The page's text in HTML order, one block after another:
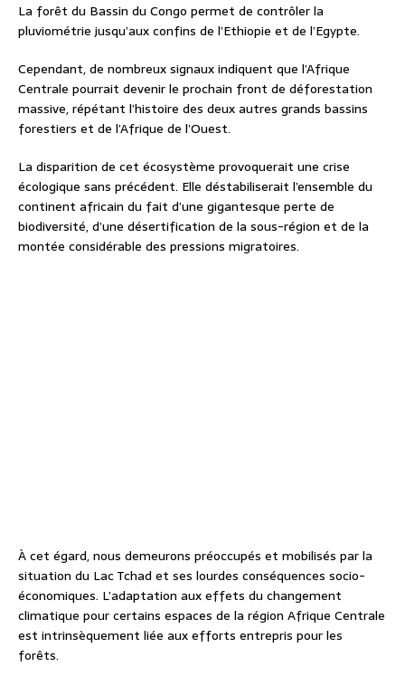
La forêt du Bassin du Congo permet de contrôler la
pluviométrie jusqu’aux confins de l’Ethiopie et de l’Egypte.
Cependant, de nombreux signaux indiquent que l’Afrique
Centrale pourrait devenir le prochain front de déforestation
massive, répétant l’histoire des deux autres grands bassins
forestiers et de l’Afrique de l’Ouest.
La disparition de cet écosystème provoquerait une crise
écologique sans précédent. Elle déstabiliserait l’ensemble du
continent africain du fait d’une gigantesque perte de
biodiversité, d’une désertification de la sous-région et de la
montée considérable des pressions migratoires.
À cet égard, nous demeurons préoccupés et mobilisés par la
situation du Lac Tchad et ses lourdes conséquences socio-
économiques. L’adaptation aux effets du changement
climatique pour certains espaces de la région Afrique Centrale
est intrinsèquement liée aux efforts entrepris pour les
forêts.